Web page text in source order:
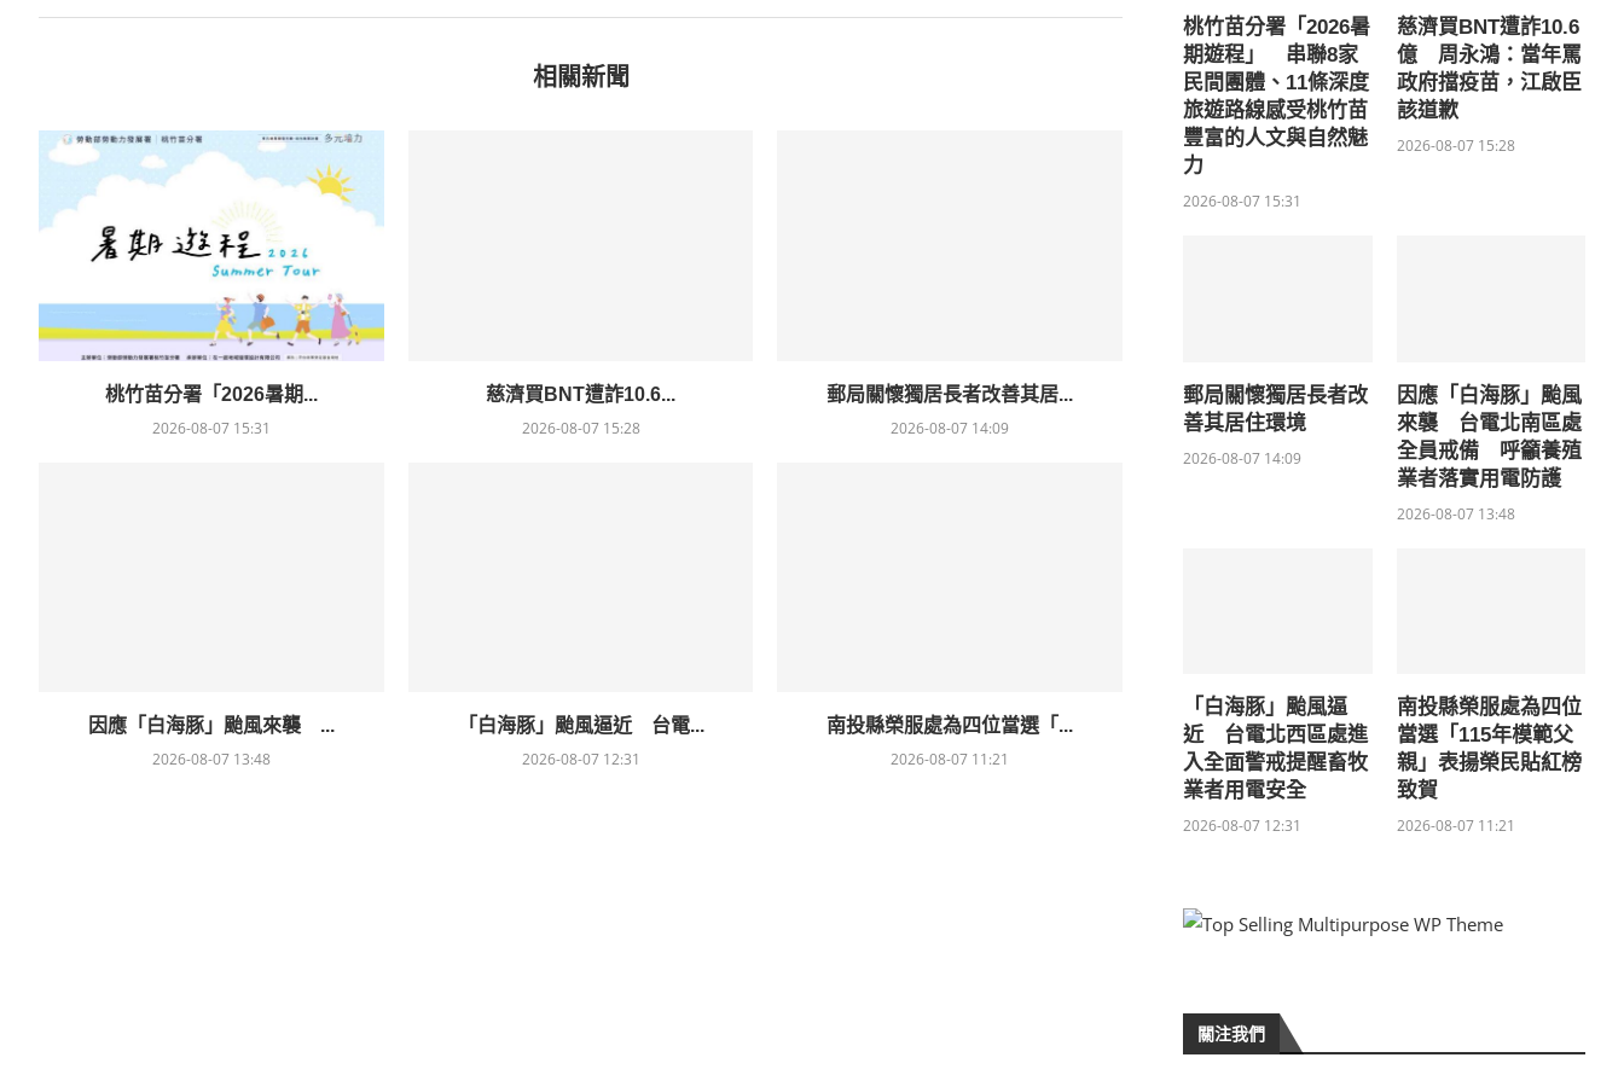
相關新聞
桃竹苗分署「2026暑期...
2026-08-07 15:31
慈濟買BNT遭詐10.6...
2026-08-07 15:28
郵局關懷獨居長者改善其居...
2026-08-07 14:09
因應「白海豚」颱風來襲 ...
2026-08-07 13:48
「白海豚」颱風逼近 台電...
2026-08-07 12:31
南投縣榮服處為四位當選「...
2026-08-07 11:21
桃竹苗分署「2026暑
期遊程」 串聯8家
民間團體、11條深度
旅遊路線感受桃竹苗
豐富的人文與自然魅
力
2026-08-07 15:31
慈濟買BNT遭詐10.6
億 周永鴻：當年罵
政府擋疫苗，江啟臣
該道歉
2026-08-07 15:28
郵局關懷獨居長者改
善其居住環境
2026-08-07 14:09
因應「白海豚」颱風
來襲 台電北南區處
全員戒備 呼籲養殖
業者落實用電防護
2026-08-07 13:48
「白海豚」颱風逼
近 台電北西區處進
入全面警戒提醒畜牧
業者用電安全
2026-08-07 12:31
南投縣榮服處為四位
當選「115年模範父
親」表揚榮民貼紅榜
致賀
2026-08-07 11:21
關注我們